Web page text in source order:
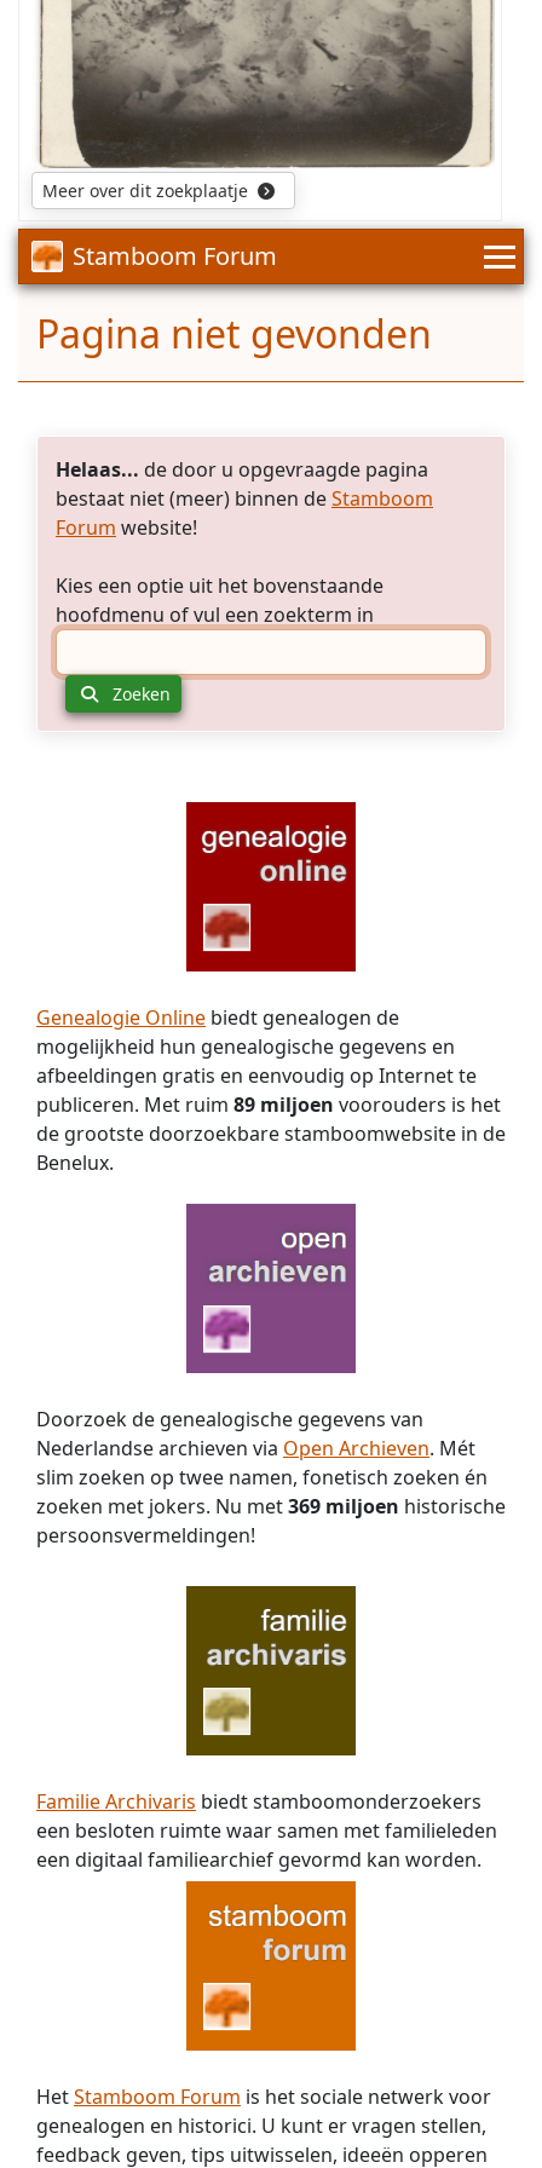
fo
herkend
als
zijnde
de
Marie
Heijdens
getrouwd
met
Jan
van
Middelkoop
Meer over dit zoekplaatje
Stamboom Forum
Pagina niet gevonden
Helaas... de door u opgevraagde pagina
bestaat niet (meer) binnen deStamboom
Forum website!
Kies een optie uit het bovenstaande
hoofdmenu of vul een zoekterm in
Zoeken
Genealogie Online biedt genealogen de
mogelijkheid hun genealogische gegevens en
afbeeldingen gratis en eenvoudig op Internet te
publiceren. Met ruim 89 miljoen voorouders is het
de grootste doorzoekbare stamboomwebsite in de
Benelux.
Doorzoek de genealogische gegevens van
Nederlandse archieven via Open Archieven. Mét
slim zoeken op twee namen, fonetisch zoeken én
zoeken met jokers. Nu met369 miljoen historische
persoons­vermeldingen!
Familie Archivaris biedt stamboomonderzoekers
een besloten ruimte waar samen met familieleden
een digitaal familiearchief gevormd kan worden.
HetStamboom Forum is het sociale netwerk voor
genealogen en historici. U kunt er vragen stellen,
feedback geven, tips uitwisselen, ideeën opperen